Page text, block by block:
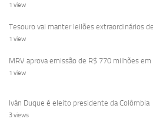
1 view
Tesouro vai manter leilões extraordinários
1 view
MRV aprova emissão de R$ 770 milhões
1 view
Iván Duque é eleito presidente da Colômbia
3 views